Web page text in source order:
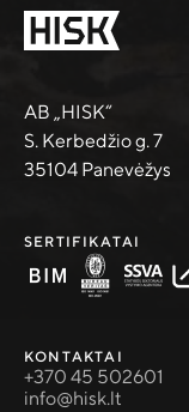
AB „HISK“
S. Kerbedžio g. 7
35104 Panevėžys
SERTIFIKATAI
KONTAKTAI
+370 45 502601
info@hisk.lt